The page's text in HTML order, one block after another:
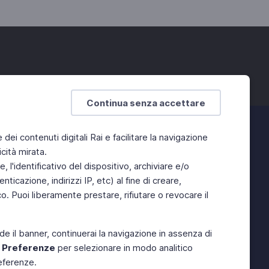
Continua senza accettare
contenuti digitali Rai e facilitare la navigazione
mirata.
l'identificativo del dispositivo, archiviare e/o
indirizzi IP, etc) al fine di creare,
Puoi liberamente prestare, rifiutare o revocare il
il banner, continuerai la navigazione in assenza di
Preferenze per selezionare in modo analitico